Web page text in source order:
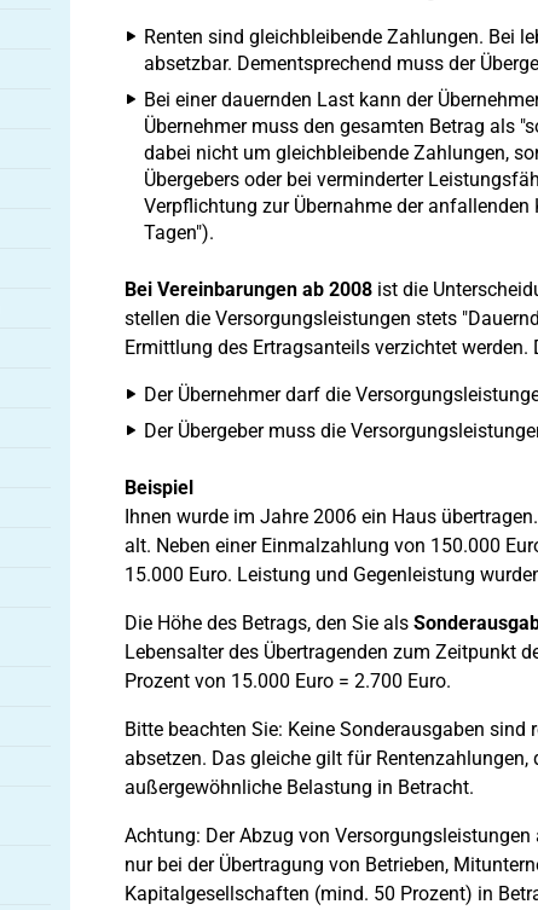
Renten sind gleichbleibende Zahlungen. Bei
absetzbar. Dementsprechend muss der
Bei einer dauernden Last kann der
Übernehmer muss den gesamten Betrag als
dabei nicht um gleichbleibende Zahlungen,
Übergebers oder bei verminderter
Verpflichtung zur Übernahme der
Tagen").
Bei Vereinbarungen ab 2008ist die
stellen die Versorgungsleistungen stets
Ermittlung des Ertragsanteils verzichtet werden.
Der Übernehmer darf die
Der Übergeber muss die
Beispiel
Ihnen wurde im Jahre 2006 ein Haus
alt. Neben einer Einmalzahlung von 150.000
15.000 Euro. Leistung und Gegenleistung
Die Höhe des Betrags, den Sie als
Lebensalter des Übertragenden zum Zeitpunkt
Prozent von 15.000 Euro = 2.700 Euro.
Bitte beachten Sie: Keine Sonderausgaben
absetzen. Das gleiche gilt für
außergewöhnliche Belastung in Betracht.
Achtung: Der Abzug von
nur bei der Übertragung von Betrieben,
Kapitalgesellschaften (mind. 50 Prozent) in